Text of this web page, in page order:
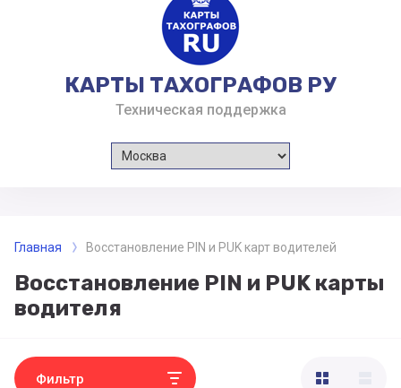
КАРТЫ ТАХОГРАФОВ РУ
Техническая поддержка
Главная Восстановление PIN и PUK карт водителей
Восстановление PIN и PUK карты
водителя
Фильтр